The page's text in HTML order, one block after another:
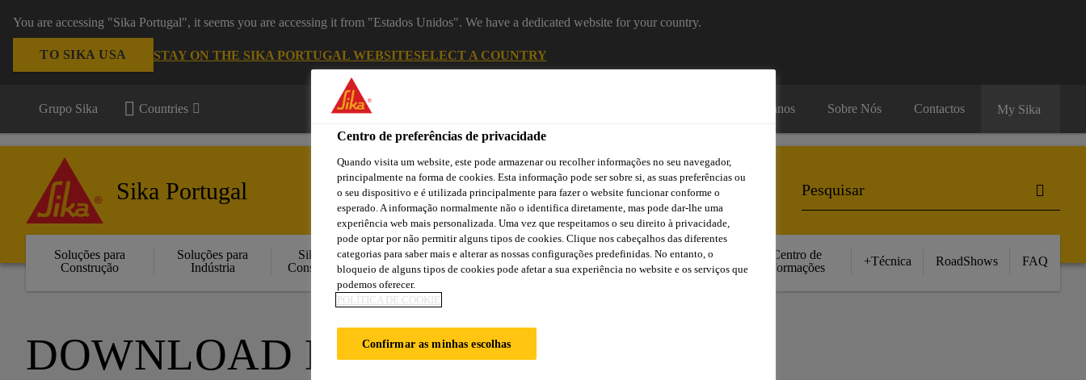
You are accessing "Sika Portugal", it seems you are accessing it from "Estados Unidos". We have a dedicated website for your country.
TO SIKA USA STAY ON THE SIKA PORTUGAL WEBSITESELECT A COUNTRY
Grupo Sika Countries Recursos Humanos Sobre Nós Contactos My Sika
Sika Portugal
Soluções para
Construção
Soluções para
Indústria
Sika
Consigo
Cidade
Sika
Lojas /
Aplicadores Sika
Transferências
Obras de
Referência
Centro de
Formações
+Técnica RoadShows FAQ
DOWNLOAD DOCUMENTS
Centro de preferências de privacidade
Quando visita um website, este pode armazenar ou recolher informações no seu navegador,
principalmente na forma de cookies. Esta informação pode ser sobre si, as suas preferências ou
o seu dispositivo e é utilizada principalmente para fazer o website funcionar conforme o
esperado. A informação normalmente não o identifica diretamente, mas pode dar-lhe uma
experiência web mais personalizada. Uma vez que respeitamos o seu direito à privacidade,
pode optar por não permitir alguns tipos de cookies. Clique nos cabeçalhos das diferentes
categorias para saber mais e alterar as nossas configurações predefinidas. No entanto, o
bloqueio de alguns tipos de cookies pode afetar a sua experiência no website e os serviços que
podemos oferecer.
POLÍTICA DE COOKIE
Confirmar as minhas escolhas